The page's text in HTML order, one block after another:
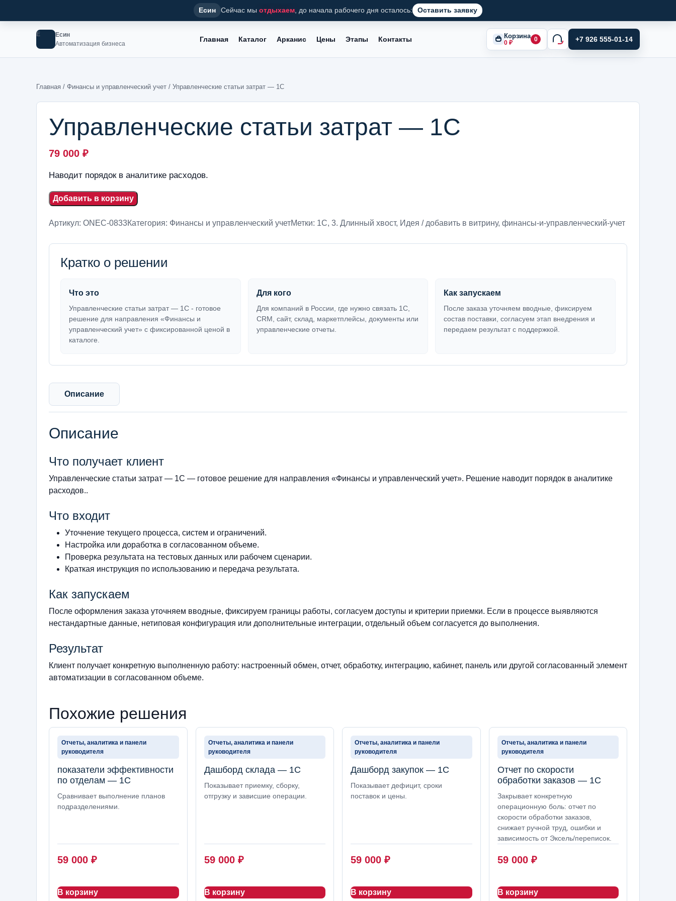
Есин Сейчас мы отдыхаем , до начала рабочего дня осталось: Оставить заявку
Е
Есин
Автоматизация бизнеса
Главная Каталог Арканис Цены Этапы Контакты Корзина
0 ₽ 0 +7 926 555-01-14
Главная / Финансы и управленческий учет / Управленческие статьи затрат — 1С
Управленческие статьи затрат — 1С
79 000 ₽
Наводит порядок в аналитике расходов.
Добавить в корзину
Артикул: ONEC-0833Категория: Финансы и управленческий учетМетки: 1С, 3. Длинный хвост, Идея / добавить в витрину, финансы-и-управленческий-учет
Кратко о решении
Что это
Управленческие статьи затрат — 1С - готовое
решение для направления «Финансы и
управленческий учет» с фиксированной ценой в
каталоге.
Для кого
Для компаний в России, где нужно связать 1С,
CRM, сайт, склад, маркетплейсы, документы или
управленческие отчеты.
Как запускаем
После заказа уточняем вводные, фиксируем
состав поставки, согласуем этап внедрения и
передаем результат с поддержкой.
Описание
Описание
Что получает клиент
Управленческие статьи затрат — 1С — готовое решение для направления «Финансы и управленческий учет». Решение наводит порядок в аналитике
расходов..
Что входит
Уточнение текущего процесса, систем и ограничений.
Настройка или доработка в согласованном объеме.
Проверка результата на тестовых данных или рабочем сценарии.
Краткая инструкция по использованию и передача результата.
Как запускаем
После оформления заказа уточняем вводные, фиксируем границы работы, согласуем доступы и критерии приемки. Если в процессе выявляются
нестандартные данные, нетиповая конфигурация или дополнительные интеграции, отдельный объем согласуется до выполнения.
Результат
Клиент получает конкретную выполненную работу: настроенный обмен, отчет, обработку, интеграцию, кабинет, панель или другой согласованный элемент
автоматизации в согласованном объеме.
Похожие решения
Отчеты, аналитика и панели
руководителя
показатели эффективности
по отделам — 1С
Сравнивает выполнение планов
подразделениями.
59 000 ₽
В корзину
Отчеты, аналитика и панели
руководителя
Дашборд склада — 1С
Показывает приемку, сборку,
отгрузку и зависшие операции.
59 000 ₽
В корзину
Отчеты, аналитика и панели
руководителя
Дашборд закупок — 1С
Показывает дефицит, сроки
поставок и цены.
59 000 ₽
В корзину
Отчеты, аналитика и панели
руководителя
Отчет по скорости
обработки заказов — 1С
Закрывает конкретную
операционную боль: отчет по
скорости обработки заказов,
снижает ручной труд, ошибки и
зависимость от Эксель/переписок.
59 000 ₽
В корзину